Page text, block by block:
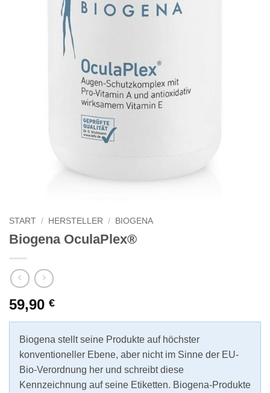
START / HERSTELLER / BIOGENA
Biogena OculaPlex®
59,90 €
Biogena stellt seine Produkte auf höchster
konventioneller Ebene, aber nicht im Sinne der EU-
Bio-Verordnung her und schreibt diese
Kennzeichnung auf seine Etiketten. Biogena-Produkte